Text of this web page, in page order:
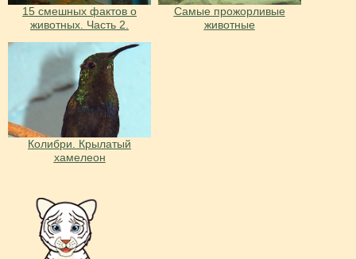
15 смешных фактов о
животных. Часть 2.
Самые прожорливые
животные
Колибри. Крылатый
хамелеон